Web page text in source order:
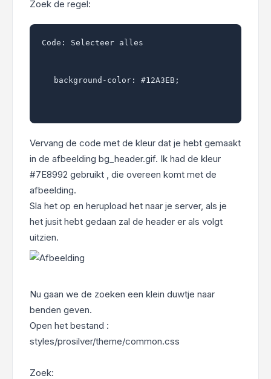
Zoek de regel:
Code: Selecteer alles
background-color: #12A3EB;
Vervang de code met de kleur dat je hebt gemaakt
in de afbeelding bg_header.gif. Ik had de kleur
#7E8992 gebruikt , die overeen komt met de
afbeelding.
Sla het op en herupload het naar je server, als je
het jusit hebt gedaan zal de header er als volgt
uitzien.
Nu gaan we de zoeken een klein duwtje naar
benden geven.
Open het bestand :
styles/prosilver/theme/common.css
Zoek: